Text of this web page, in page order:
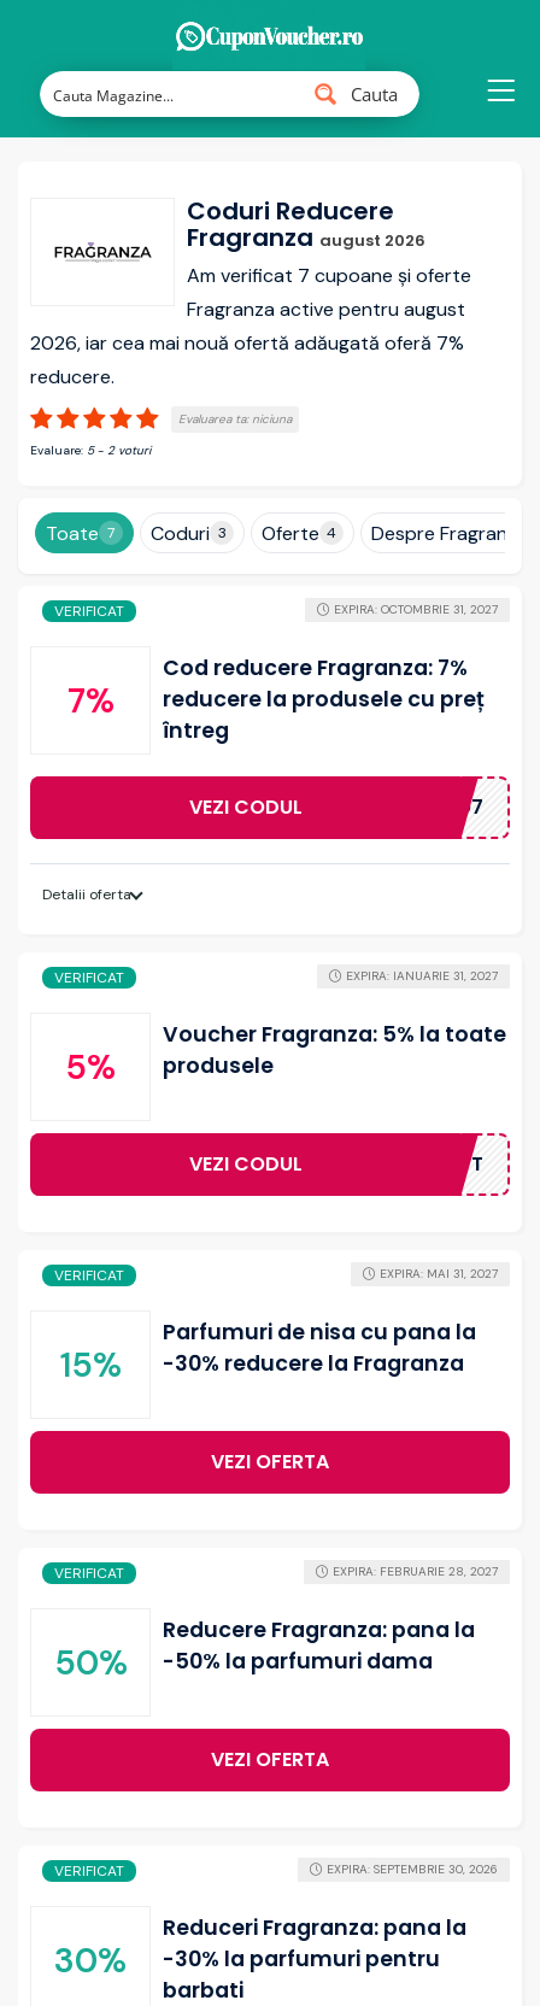
Cauta
Coduri Reducere
Fragranza august 2026
Am verificat 7 cupoane și oferte
Fragranza active pentru august
2026, iar cea mai nouă ofertă adăugată oferă 7%
reducere.
Evaluarea ta: niciuna
Evaluare: 5- 2 voturi
Toate 7 Coduri 3 Oferte 4 Despre Fragranza
VERIFICAT
7%
Cod reducere Fragranza: 7%
reducere la produsele cu preț
întreg
EXPIRA: OCTOMBRIE 31, 2027
VEZI CODUL SHOPILO7
Detalii oferta
VERIFICAT
5%
Voucher Fragranza: 5% la toate
produsele
EXPIRA: IANUARIE 31, 2027
VEZI CODUL IRST5GIFT
VERIFICAT
15%
Parfumuri de nisa cu pana la
-30% reducere la Fragranza
EXPIRA: MAI 31, 2027
VEZI OFERTA
VERIFICAT
50%
Reducere Fragranza: pana la
-50% la parfumuri dama
EXPIRA: FEBRUARIE 28, 2027
VEZI OFERTA
VERIFICAT
30%
Reduceri Fragranza: pana la
-30% la parfumuri pentru
barbati
EXPIRA: SEPTEMBRIE 30, 2026